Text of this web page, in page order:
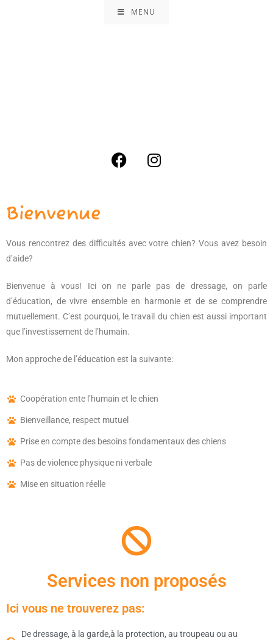
MENU
Bienvenue
Vous rencontrez des difficultés avec votre chien? Vous avez besoin
d’aide?
Bienvenue à vous! Ici on ne parle pas de dressage, on parle
d’éducation, de vivre ensemble en harmonie et de se comprendre
mutuellement. C’est pourquoi, le travail du chien est aussi important
que l’investissement de l’humain.
Mon approche de l’éducation est la suivante:
Coopération ente l’humain et le chien
Bienveillance, respect mutuel
Prise en compte des besoins fondamentaux des chiens
Pas de violence physique ni verbale
Mise en situation réelle
Services non proposés
Ici vous ne trouverez pas:
De dressage, à la garde,à la protection, au troupeau ou au